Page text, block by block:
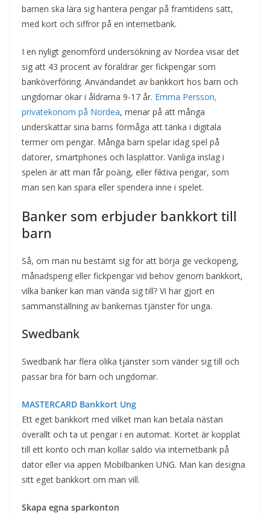
barnen ska lära sig hantera pengar på framtidens sätt,
med kort och siffror på en internetbank.
I en nyligt genomförd undersökning av Nordea visar det
sig att 43 procent av föräldrar ger fickpengar som
banköverföring. Användandet av bankkort hos barn och
ungdomar ökar i åldrarna 9-17 år. Emma Persson,
privatekonom på Nordea, menar på att många
underskattar sina barns förmåga att tänka i digitala
termer om pengar. Många barn spelar idag spel på
datorer, smartphones och läsplattor. Vanliga inslag i
spelen är att man får poäng, eller fiktiva pengar, som
man sen kan spara eller spendera inne i spelet.
Banker som erbjuder bankkort till
barn
Så, om man nu bestämt sig för att börja ge veckopeng,
månadspeng eller fickpengar vid behov genom bankkort,
vilka banker kan man vända sig till? Vi har gjort en
sammanställning av bankernas tjänster för unga.
Swedbank
Swedbank har flera olika tjänster som vänder sig till och
passar bra för barn och ungdomar.
MASTERCARD Bankkort Ung
Ett eget bankkort med vilket man kan betala nästan
överallt och ta ut pengar i en automat. Kortet är kopplat
till ett konto och man kollar saldo via internetbank på
dator eller via appen Mobilbanken UNG. Man kan designa
sitt eget bankkort om man vill.
Skapa egna sparkonton